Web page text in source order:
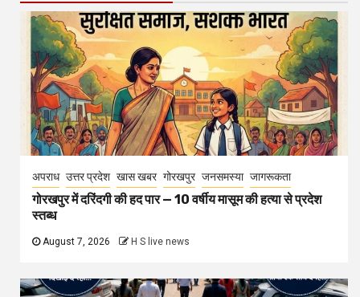
अपराध उत्तर प्रदेश खास खबर गोरखपुर जनसमस्या जागरूकता
गोरखपुर में दरिंदगी की हद पार — 10 वर्षीय मासूम की हत्या से प्रदेश
स्तब्ध
August 7, 2026 H S live news